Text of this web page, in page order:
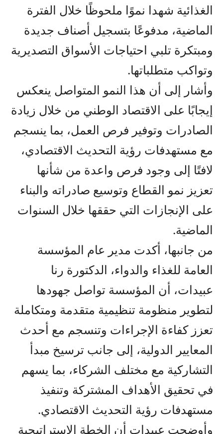
الغذائية شهدا نموًا ملحوظًا خلال الفترة
الماضية، مدفوعًا بتسجيل أصناف جديدة
ومبتكرة تلبي احتياجات الأسواق التصديرية
وتواكب متطلباتها.
وأشار إلى أن هذا النمو المتواصل ينعكس
إيجابًا على الاقتصاد الوطني من خلال زيادة
الصادرات وتوفير فرص العمل، بما ينسجم
مع مستهدفات رؤية التحديث الاقتصادي،
لافتًا إلى وجود فرص واعدة من شأنها
تعزيز نمو القطاع وتوسيع صادراته والبناء
على الإنجازات التي حققها خلال السنوات
الماضية.
من جانبها، أكدت مدير عام المؤسسة
العامة للغذاء والدواء، الدكتورة رنا
عبيدات، أن المؤسسة تواصل جهودها
لتطوير منظومة تنظيمية متقدمة ومتكاملة
تعزز كفاءة الإجراءات وتنسجم مع أحدث
المعايير الدولية، إلى جانب ترسيخ مبدأ
التشاركية مع مختلف الشركاء، بما يسهم
في تحقيق الأهداف المشتركة وتنفيذ
مستهدفات رؤية التحديث الاقتصادي.
وأوضحت عبيدات أن الخطة الاستراتيجية